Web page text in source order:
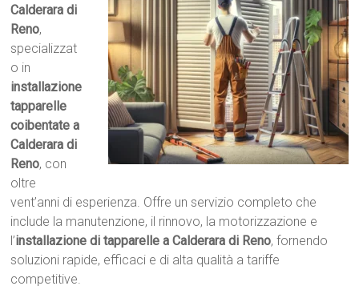
Calderara di
Reno,
specializzat
o in
installazione
tapparelle
coibentate a
Calderara di
Reno, con
oltre
vent’anni di esperienza. Offre un servizio completo che
include la manutenzione, il rinnovo, la motorizzazione e
l’installazione di tapparelle a Calderara di Reno, fornendo
soluzioni rapide, efficaci e di alta qualità a tariffe
competitive.